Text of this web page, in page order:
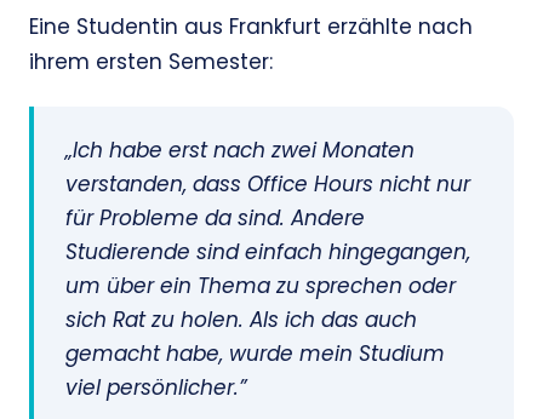
Eine Studentin aus Frankfurt erzählte nach
ihrem ersten Semester:
„Ich habe erst nach zwei Monaten
verstanden, dass Office Hours nicht nur
für Probleme da sind. Andere
Studierende sind einfach hingegangen,
um über ein Thema zu sprechen oder
sich Rat zu holen. Als ich das auch
gemacht habe, wurde mein Studium
viel persönlicher.”